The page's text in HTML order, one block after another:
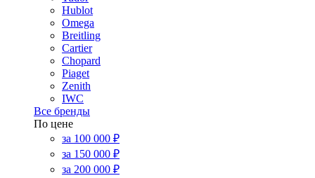
Hublot
Omega
Breitling
Cartier
Chopard
Piaget
Zenith
IWC
Все бренды
По цене
за 100 000 ₽
за 150 000 ₽
за 200 000 ₽